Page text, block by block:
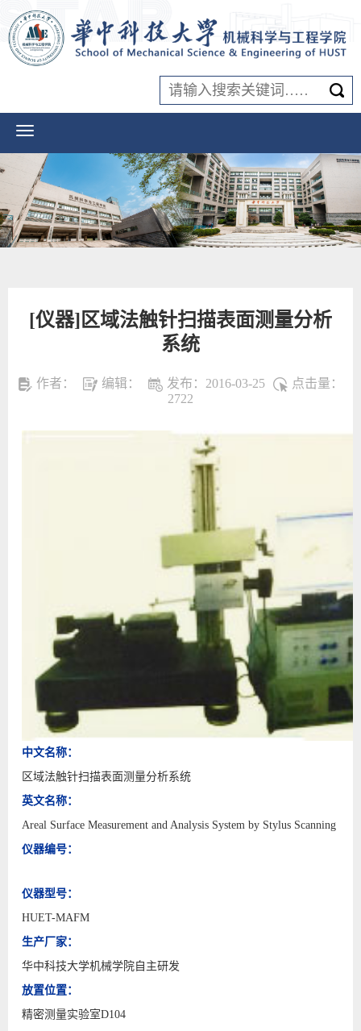
[仪器]区域法触针扫描表面测量分析
系统
作者： 编辑： 发布：2016-03-25
点击量：
2722
中文名称：
区域法触针扫描表面测量分析系统
英文名称：
Areal Surface Measurement and Analysis System by Stylus Scanning
仪器编号：
仪器型号：
HUET-MAFM
生产厂家：
华中科技大学机械学院自主研发
放置位置：
精密测量实验室D104